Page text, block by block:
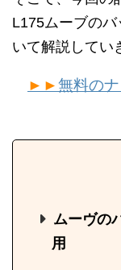
L175ムーブの
いて解説してい
►►無料の
ムーヴの
用